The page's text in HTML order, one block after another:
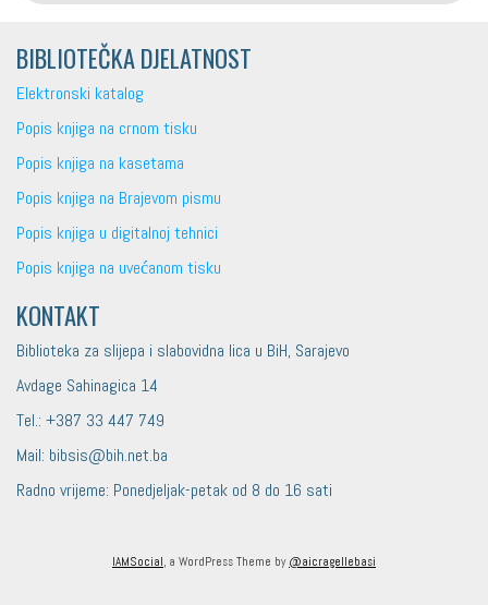
BIBLIOTEČKA DJELATNOST
Elektronski katalog
Popis knjiga na crnom tisku
Popis knjiga na kasetama
Popis knjiga na Brajevom pismu
Popis knjiga u digitalnoj tehnici
Popis knjiga na uvećanom tisku
KONTAKT
Biblioteka za slijepa i slabovidna lica u BiH, Sarajevo
Avdage Sahinagica 14
Tel.: +387 33 447 749
Mail: bibsis@bih.net.ba
Radno vrijeme: Ponedjeljak-petak od 8 do 16 sati
IAMSocial, a WordPress Theme by @aicragellebasi